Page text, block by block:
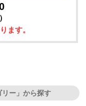
ます。
ー」から探す